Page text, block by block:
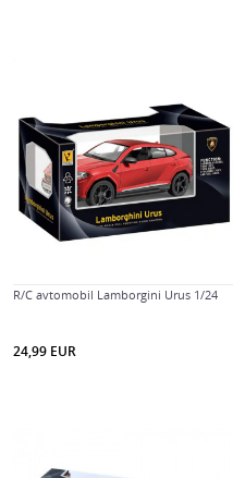
R/C avtomobil Lamborgini Urus 1/24
24,99 EUR